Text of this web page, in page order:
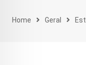
Home Geral